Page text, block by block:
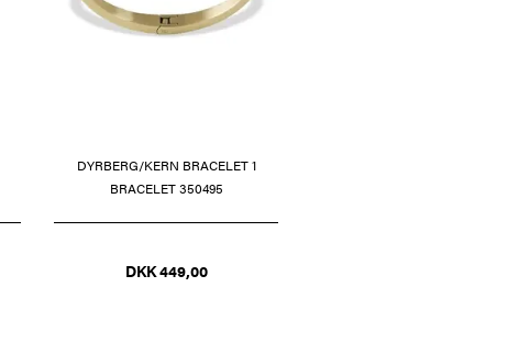
DYRBERG/KERN BRACELET 1
BRACELET 350495
DKK 449,00